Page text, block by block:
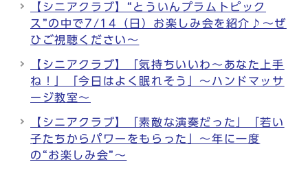
【シニアクラブ】“とういんプラムトピック
ス”の中で7/14（日）お楽しみ会を紹介♪～ぜ
ひご視聴ください～
【シニアクラブ】「気持ちいいわ～あなた上手
ね！」「今日はよく眠れそう」～ハンドマッサ
ージ教室～
【シニアクラブ】「素敵な演奏だった」「若い
子たちからパワーをもらった」～年に一度
の“お楽しみ会”～